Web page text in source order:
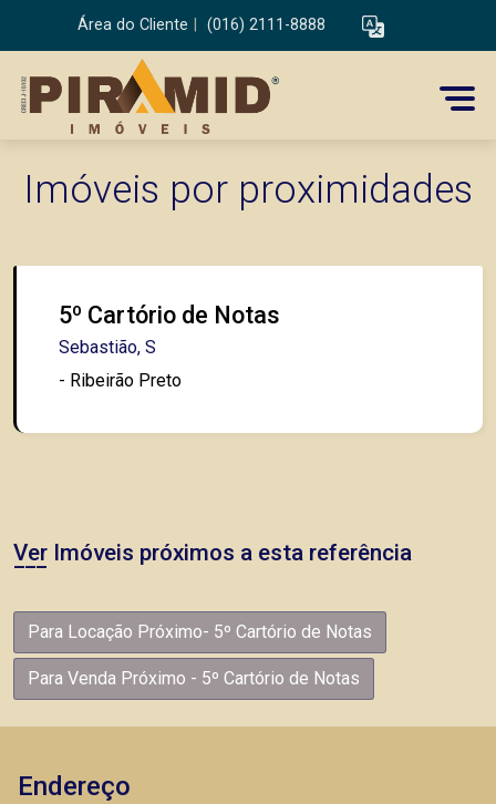
Área do Cliente (016) 2111-8888
Imóveis por proximidades
5º Cartório de Notas
Sebastião, S
- Ribeirão Preto
Ver Imóveis próximos a esta referência
Para Locação Próximo- 5º Cartório de Notas
Para Venda Próximo - 5º Cartório de Notas
Endereço